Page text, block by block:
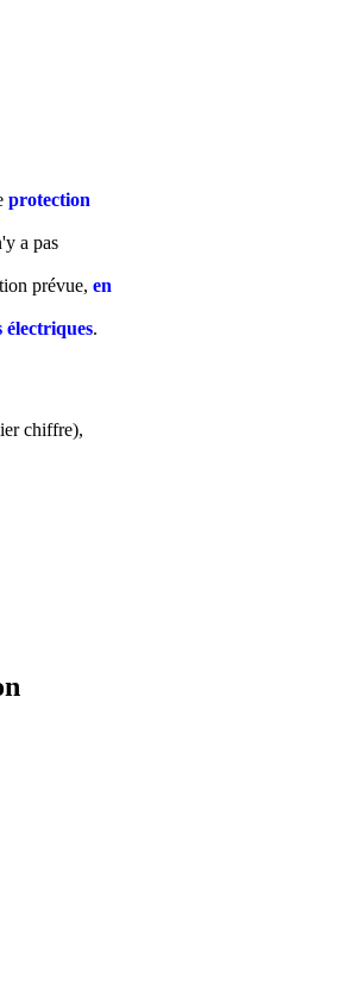
protection
a pas
prévue, en
électriques.
chiffre),